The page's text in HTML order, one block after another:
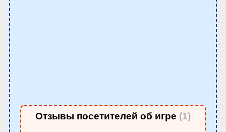
Отзывы посетителей об игре (1)